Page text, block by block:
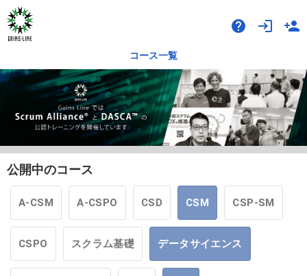
help login person_add
コース一覧
公開中のコース
A-CSM A-CSPO CSD CSM CSP-SM
CSPO スクラム基礎 データサイエンス